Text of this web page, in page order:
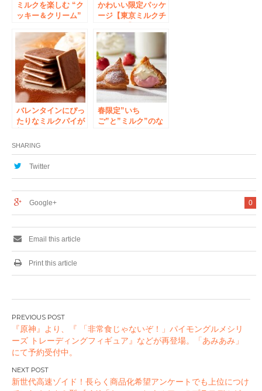
ミルクを楽しむ “ク
ッキー＆クリーム”
から期間限定「ミル
クパイ クッキー＆
クリーム」が発売
かわいい限定パッケ
ージ【東京ミルクチ
のクッキー2種詰合
せを今年も発売
バレンタインにぴっ
たりなミルクパイが
ッチンから「ミルク
パイ ショコラ」を
期間限定で発売
春限定”いち
ご”と”ミルク”のな
ンから「ミルクパイ
SHARING
Twitter
0
Google+
Email this article
Print this article
投
稿
ナ
ビ
ゲ
『原神』より、『 「非常食じゃないぞ！」パイモングルメシリ
ーズ トレーディングフィギュア』などが再登場。「あみあみ」
にて予約受付中。
新世代高速ゾイド！長らく商品化希望アンケートでも上位につけ